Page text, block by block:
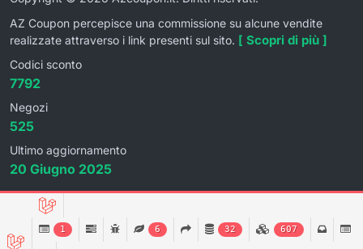
AZ Coupon percepisce una commissione su alcune vendite
realizzate attraverso i link presenti sul sito. [ Scopri di più ]
Codici sconto
7792
Negozi
525
Ultimo aggiornamento
20 Giugno 2025
1 6 32 607